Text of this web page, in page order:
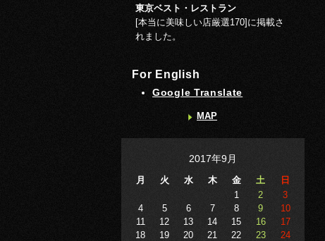
東京ベスト・レストラン
[本当に美味しい店厳選170]に掲載さ
れました。
For English
Google Translate
MAP
2017年9月
月 火 水 木 金 土 日
1 2
3
4
5 6 7 8 9
10
11
12 13 14 15 16
17
18
19 20 21 22 23
24